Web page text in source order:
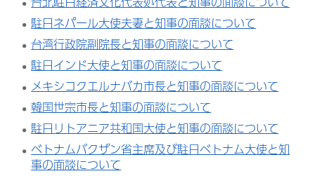
駐日ネパール大使夫妻と知事の面談について
台湾行政院副院長と知事の面談について
駐日インド大使と知事の面談について
メキシコクエルナバカ市長と知事の面談について
韓国世宗市長と知事の面談について
駐日リトアニア共和国大使と知事の面談について
ベトナムバクザン省主席及び駐日ベトナム大使と知
事の面談について